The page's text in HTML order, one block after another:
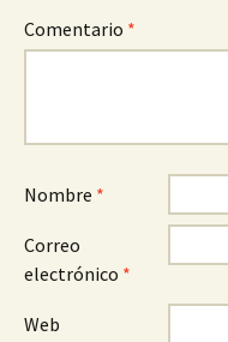
Comentario *
Nombre *
Correo
electrónico *
Web